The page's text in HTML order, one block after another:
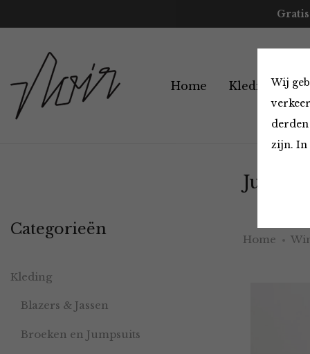
Wij
zijn. In
Home Kleding
Jurken
Home
Categorieën
Kleding
Blazers & Jassen
Broeken en Jumpsuits